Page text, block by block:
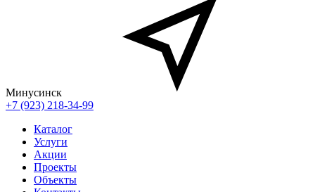
Минусинск
+7 (923) 218-34-99
Каталог
Услуги
Акции
Проекты
Объекты